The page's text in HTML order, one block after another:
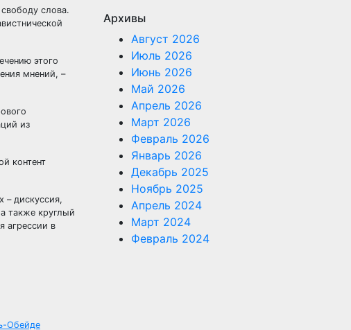
слова.
этого
мнений, –
из
контент
дискуссия,
также круглый
агрессии в
Обейде
Архивы
Август 2026
Июль 2026
Июнь 2026
Май 2026
Апрель 2026
Март 2026
Февраль 2026
Январь 2026
Декабрь 2025
Ноябрь 2025
Апрель 2024
Март 2024
Февраль 2024